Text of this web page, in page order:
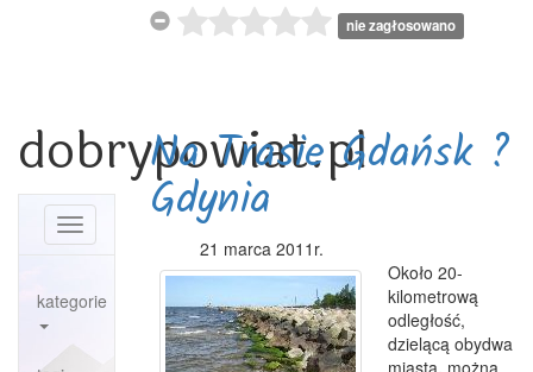
dobrypowiat.pl
Toggle
navigation
kategorie
nie zagłosowano
Na Trasie Gdańsk ?
Gdynia
21 marca 2011r.
Około 20-
kilometrową
odległość,
dzielącą obydwa